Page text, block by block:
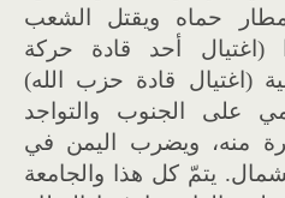
حماه ويقتل الشعب
أحد قادة حركة
(اغتيال قادة حزب الله)
على الجنوب والتواجد
منه، ويضرب اليمن في
يتمّ كل هذا والجامعة